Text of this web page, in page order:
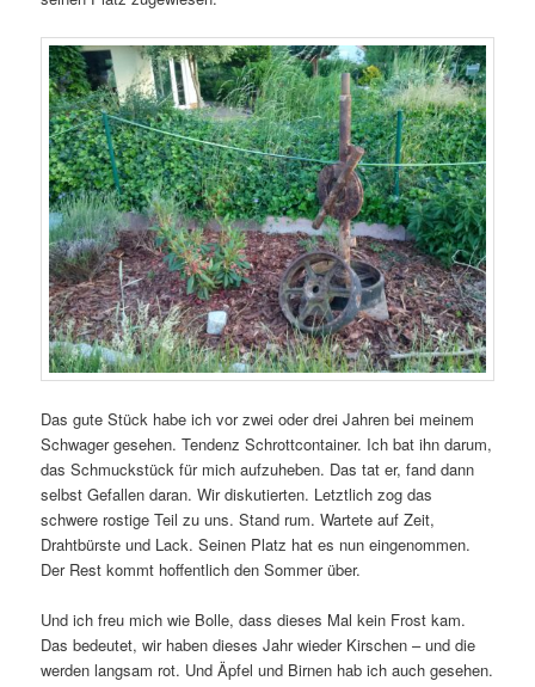
Das gute Stück habe ich vor zwei oder drei Jahren bei meinem
Schwager gesehen. Tendenz Schrottcontainer. Ich bat ihn darum,
das Schmuckstück für mich aufzuheben. Das tat er, fand dann
selbst Gefallen daran. Wir diskutierten. Letztlich zog das
schwere rostige Teil zu uns. Stand rum. Wartete auf Zeit,
Drahtbürste und Lack. Seinen Platz hat es nun eingenommen.
Der Rest kommt hoffentlich den Sommer über.
Und ich freu mich wie Bolle, dass dieses Mal kein Frost kam.
Das bedeutet, wir haben dieses Jahr wieder Kirschen – und die
werden langsam rot. Und Äpfel und Birnen hab ich auch gesehen.